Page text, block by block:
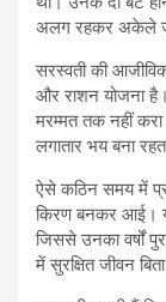
अलग रहकर अकेले
सरस्वती की
और राशन योजना
मरम्मत तक नहीं
लगातार भय बना
ऐसे कठिन समय में
किरण बनकर आई।
जिससे उनका वर्षों
में सुरक्षित जीवन